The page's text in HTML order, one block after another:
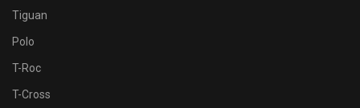
Tiguan
Polo
T-Roc
T-Cross